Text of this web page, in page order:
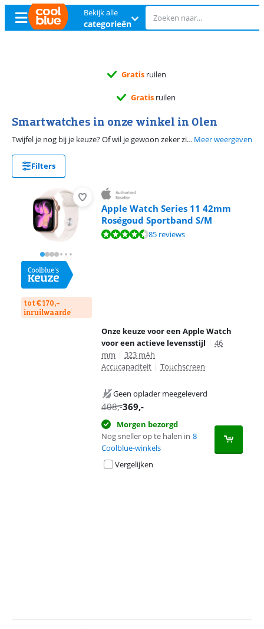
Bekijk alle
categorieën
Gratis ruilen
Gratis ruilen
Smartwatches in onze winkel in Olen
Twijfel je nog bij je keuze? Of wil je gewoon zeker zijn over de kleur? In onze winkel kan je het zelf ontdekken. Op deze pagina vind je alle smartwatches, wearables en sporthorloges die je kan testen in Olen.Meer weergeven
Filters
tot € 170,-
inruilwaarde
Apple Watch Series 11 42mm
Roségoud Sportband S/M
Beoordeling is 9,2 van de 10, gebaseerd op 85 reviews.
85 reviews
Onze keuze voor een Apple Watch
voor een actieve levensstijl | 46
mm | 323 mAh
Accucapaciteit | Touchscreen
Geen oplader meegeleverd
408,-369,-
Morgen bezorgd
Nog sneller op te halen in 8
Coolblue-winkels
Vergelijken